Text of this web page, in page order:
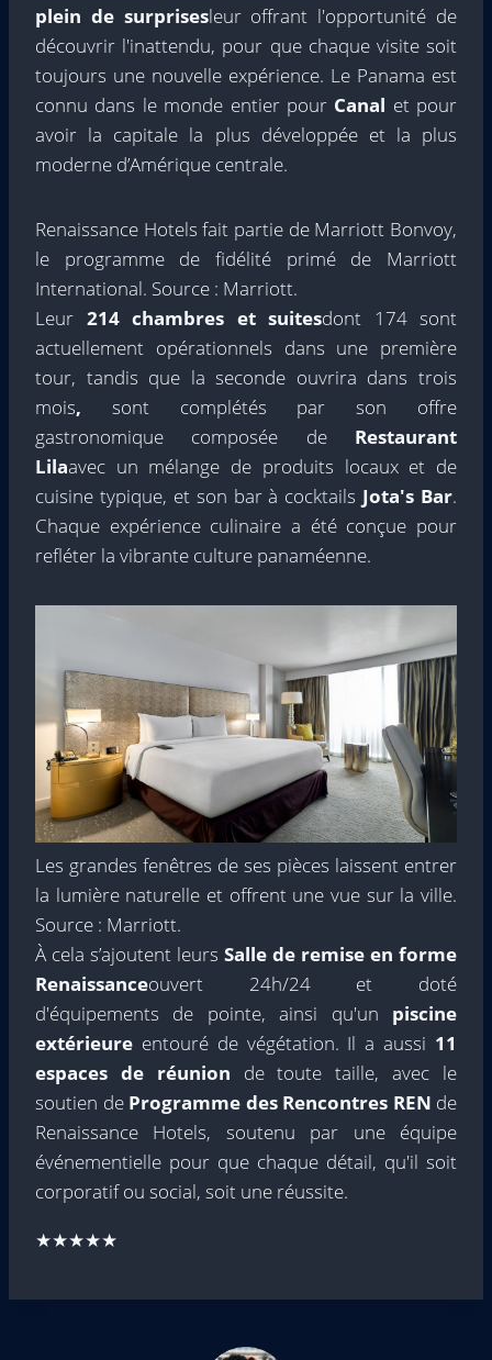
plein de surprisesleur offrant l'opportunité de
découvrir l'inattendu, pour que chaque visite soit
toujours une nouvelle expérience. Le Panama est
connu dans le monde entier pour Canal et pour
avoir la capitale la plus développée et la plus
moderne d’Amérique centrale.
Renaissance Hotels fait partie de Marriott Bonvoy,
le programme de fidélité primé de Marriott
International. Source : Marriott.
Leur 214 chambres et suitesdont 174 sont
actuellement opérationnels dans une première
tour, tandis que la seconde ouvrira dans trois
mois, sont complétés par son offre
gastronomique composée de Restaurant
Lilaavec un mélange de produits locaux et de
cuisine typique, et son bar à cocktails Jota's Bar.
Chaque expérience culinaire a été conçue pour
refléter la vibrante culture panaméenne.
Les grandes fenêtres de ses pièces laissent entrer
la lumière naturelle et offrent une vue sur la ville.
Source : Marriott.
À cela s’ajoutent leurs Salle de remise en forme
Renaissanceouvert 24h/24 et doté
d'équipements de pointe, ainsi qu'un piscine
extérieure entouré de végétation. Il a aussi 11
espaces de réunion de toute taille, avec le
soutien de Programme des Rencontres REN de
Renaissance Hotels, soutenu par une équipe
événementielle pour que chaque détail, qu'il soit
corporatif ou social, soit une réussite.
★★★★★